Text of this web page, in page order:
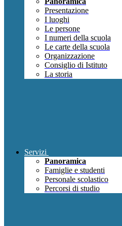
Presentazione
I luoghi
Le persone
I numeri della scuola
Le carte della scuola
Organizzazione
Consiglio di Istituto
La storia
Servizi
Panoramica
Famiglie e studenti
Personale scolastico
Percorsi di studio